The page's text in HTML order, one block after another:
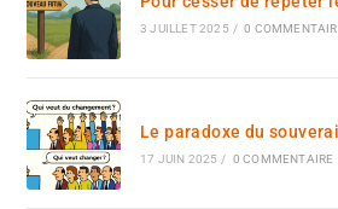
3 JUILLET 2025 / 0
Le paradoxe du
17 JUIN 2025 / 0 COMMENTAIRE